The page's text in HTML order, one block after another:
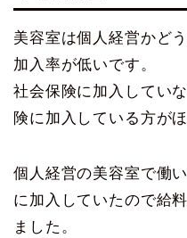
美容室は個人経営かど
加入率が低いです。
社会保険に加入してい
険に加入している方が
個人経営の美容室で働
に加入していたので給
ました。